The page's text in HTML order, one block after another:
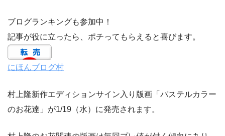
ブログランキングも参加中！
記事が役に立ったら、ポチってもらえると喜びます。
にほんブログ村
村上隆新作エディションサイン入り版画「パステルカラー
のお花達」が1/19（水）に発売されます。